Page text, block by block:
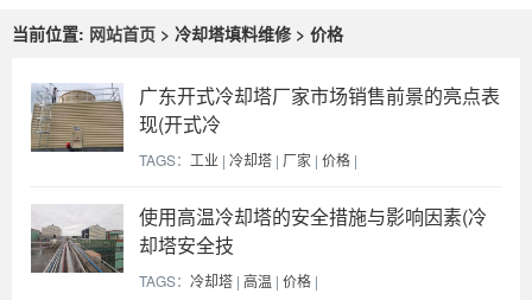
当前位置: 网站首页 > 冷却塔填料维修 > 价格
广东开式冷却塔厂家市场销售前景的亮点表
现(开式冷
TAGS： 工业 | 冷却塔 | 厂家 | 价格 |
使用高温冷却塔的安全措施与影响因素(冷
却塔安全技
TAGS： 冷却塔 | 高温 | 价格 |